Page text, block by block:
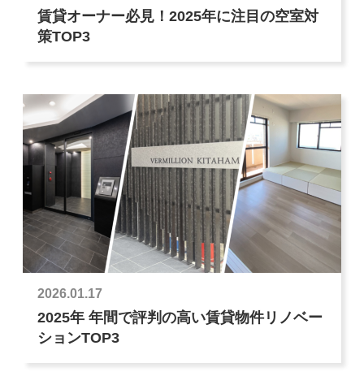
賃貸オーナー必見！2025年に注目の空室対
策TOP3
2026.01.17
2025年 年間で評判の高い賃貸物件リノベー
ションTOP3